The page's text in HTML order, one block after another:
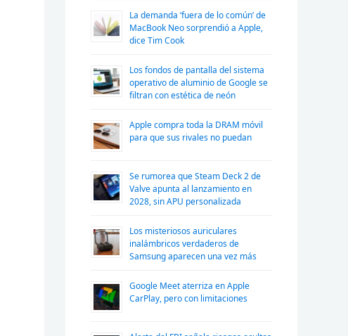
La demanda ‘fuera de lo común’ de
MacBook Neo sorprendió a Apple,
dice Tim Cook
Los fondos de pantalla del sistema
operativo de aluminio de Google se
filtran con estética de neón
Apple compra toda la DRAM móvil
para que sus rivales no puedan
Se rumorea que Steam Deck 2 de
Valve apunta al lanzamiento en
2028, sin APU personalizada
Los misteriosos auriculares
inalámbricos verdaderos de
Samsung aparecen una vez más
Google Meet aterriza en Apple
CarPlay, pero con limitaciones